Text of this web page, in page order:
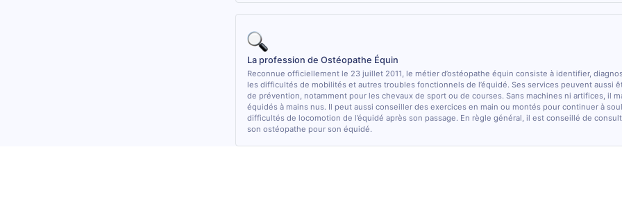
La profession de Ostéopathe Équin
Reconnue officiellement le 23 juillet 2011, le métier d’ostéopathe équin consiste à identifier,
les difficultés de mobilités et autres troubles fonctionnels de l’équidé. Ses services peuvent aussi
de prévention, notamment pour les chevaux de sport ou de courses. Sans machines ni artifices, il
équidés à mains nus. Il peut aussi conseiller des exercices en main ou montés pour continuer à
difficultés de locomotion de l’équidé après son passage. En règle général, il est conseillé de
son ostéopathe pour son équidé.